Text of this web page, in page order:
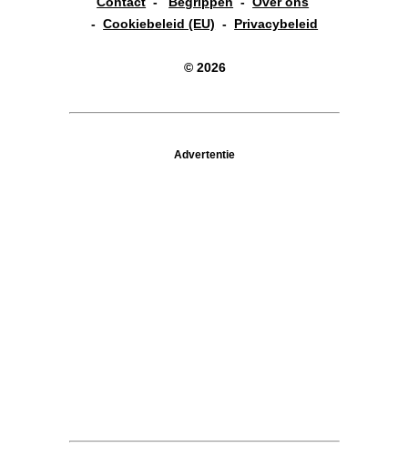
-Cookiebeleid (EU) - Privacybeleid
© 2026
Advertentie